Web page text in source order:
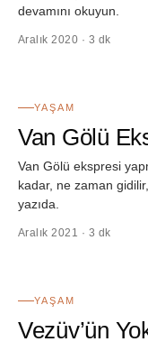
devamını okuyun.
Aralık 2020 · 3 dk
YAŞAM
Van Gölü
Van Gölü ekspresi
kadar, ne zaman
yazıda.
Aralık 2021 · 3 dk
YAŞAM
Vezüv’ün